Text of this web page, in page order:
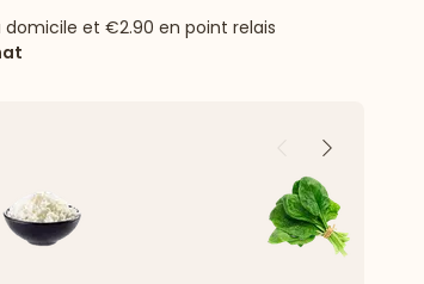
domicile et €2.90 en point relais
PrécédentSuivant